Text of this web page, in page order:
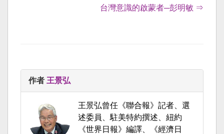
台灣意識的啟蒙者─彭明敏 ⇒
作者 王景弘
王景弘曾任《聯合報》記者、選
述委員、駐美特約撰述、紐約
《世界日報》編譯、《經濟日